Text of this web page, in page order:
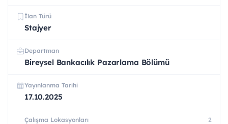
İlan Türü
Stajyer
Departman
Bireysel Bankacılık Pazarlama Bölümü
Yayınlanma Tarihi
17.10.2025
Çalışma Lokasyonları 2